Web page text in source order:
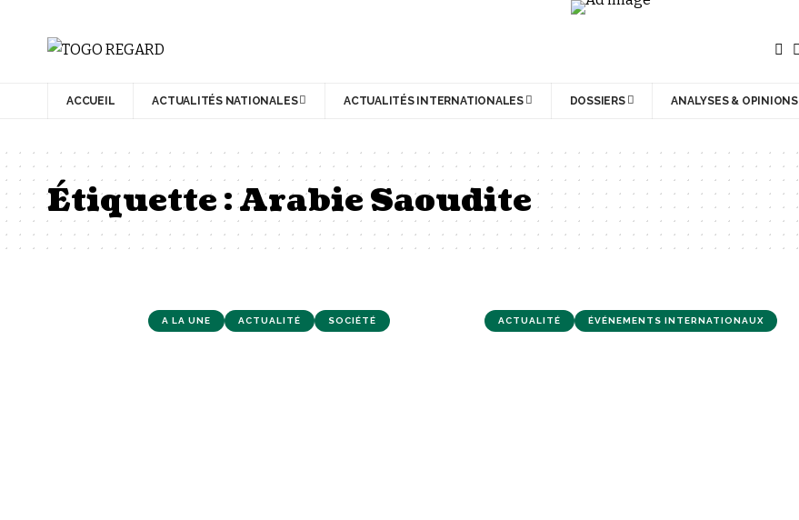
ACCUEIL ACTUALITÉS NATIONALES ACTUALITÉS INTERNATIONALES DOSSIERS ANALYSES & OPINIONS
Étiquette :Arabie Saoudite
A LA UNE ACTUALITÉ SOCIÉTÉ ACTUALITÉ ÉVÉNEMENTS INTERNATIONAUX